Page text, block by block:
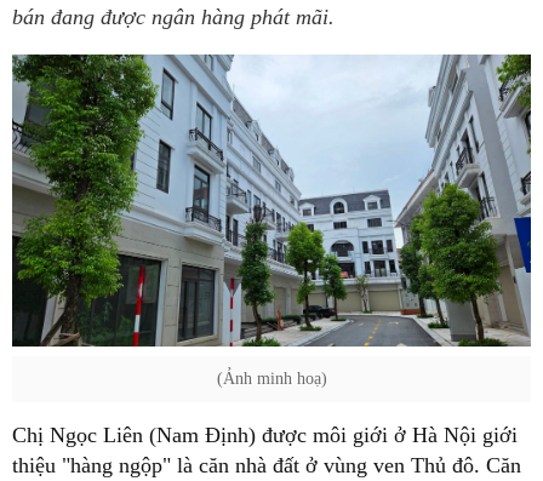
bán đang được ngân hàng phát mãi.
(Ảnh minh hoạ)
Chị Ngọc Liên (Nam Định) được môi giới ở Hà Nội giới
thiệu "hàng ngộp" là căn nhà đất ở vùng ven Thủ đô. Căn